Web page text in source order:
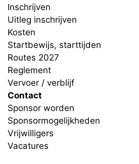
Inschrijven
Uitleg inschrijven
Kosten
Startbewijs, starttijden
Routes 2027
Reglement
Vervoer / verblijf
Contact
Sponsor worden
Sponsormogelijkheden
Vrijwilligers
Vacatures